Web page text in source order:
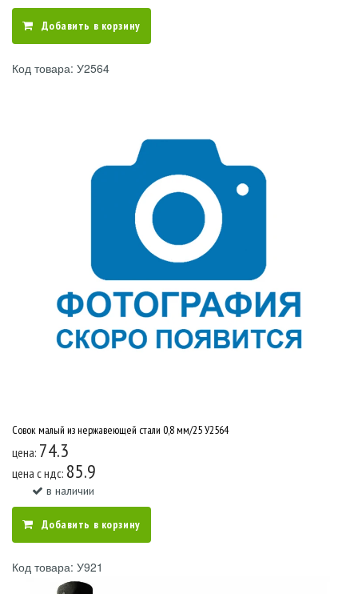
Добавить в корзину
Код товара: У2564
Совок малый из нержавеющей стали 0,8 мм/25 У2564
цена: 74.3
цена c ндс: 85.9
в наличии
Добавить в корзину
Код товара: У921